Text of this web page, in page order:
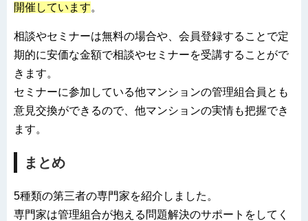
開催しています。
相談やセミナーは無料の場合や、会員登録することで定
期的に安価な金額で相談やセミナーを受講することがで
きます。
セミナーに参加している他マンションの管理組合員とも
意見交換ができるので、他マンションの実情も把握でき
ます。
まとめ
5種類の第三者の専門家を紹介しました。
専門家は管理組合が抱える問題解決のサポートをしてく